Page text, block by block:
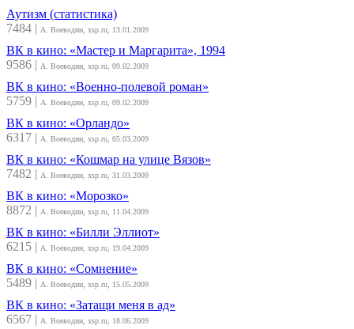
Аутизм (статистика)
7484 | А. Воеводин, xsp.ru, 13.01.2009
ВК в кино: «Мастер и Маргарита», 1994
9586 | А. Воеводин, xsp.ru, 09.02.2009
ВК в кино: «Военно-полевой роман»
5759 | А. Воеводин, xsp.ru, 09.02.2009
ВК в кино: «Орландо»
6317 | А. Воеводин, xsp.ru, 05.03.2009
ВК в кино: «Кошмар на улице Вязов»
7482 | А. Воеводин, xsp.ru, 31.03.2009
ВК в кино: «Морозко»
8872 | А. Воеводин, xsp.ru, 11.04.2009
ВК в кино: «Билли Эллиот»
6215 | А. Воеводин, xsp.ru, 19.04.2009
ВК в кино: «Сомнение»
5489 | А. Воеводин, xsp.ru, 15.05.2009
ВК в кино: «Затащи меня в ад»
6567 | А. Воеводин, xsp.ru, 18.06.2009